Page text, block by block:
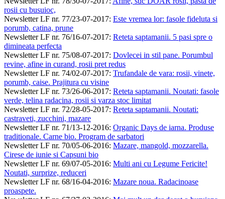
rosii cu busuioc,
Newsletter LF nr. 77/23-07-2017: Este vremea lor: fasole fideluta si
porumb, catina, prune
Newsletter LF nr. 76/16-07-2017: Reteta saptamanii. 5 pasi spre o
dimineata perfecta
Newsletter LF nr. 75/08-07-2017: Dovlecei in stil pane. Porumbul
revine, afine in curand, rosii pret redus
Newsletter LF nr. 74/02-07-2017: Trufandale de vara: rosii, vinete,
porumb, caise. Prajitura cu visine
Newsletter LF nr. 73/26-06-2017: Reteta saptamanii. Noutati: fasole
verde, telina radacina, rosii si varza stoc limitat
Newsletter LF nr. 72/28-05-2017: Reteta saptamanii. Noutati:
castraveti, zucchini, mazare
Newsletter LF nr. 71/13-12-2016: Organic Days de iarna. Produse
traditionale. Carne bio. Program de sarbatori
Newsletter LF nr. 70/05-06-2016: Mazare, mangold, mozzarella.
Cirese de iunie si Capsuni bio
Newsletter LF nr. 69/07-05-2016: Multi ani cu Legume Fericite!
Noutati, surprize, reduceri
Newsletter LF nr. 68/16-04-2016: Mazare noua. Radacinoase
proaspete.